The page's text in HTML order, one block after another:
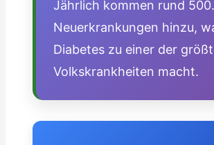
Jährlich kommen rund
Neuerkrankungen hinzu,
Diabetes zu einer der
Volkskrankheiten macht.